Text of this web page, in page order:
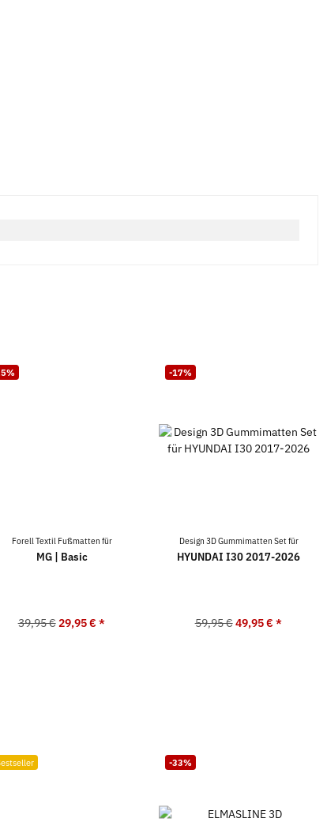
Forell Textil Fußmatten für
MG | Basic
39,95 € 29,95 €*
-17%
Design 3D Gummimatten Set für
HYUNDAI I30 2017-2026
59,95 € 49,95 €*
-33%